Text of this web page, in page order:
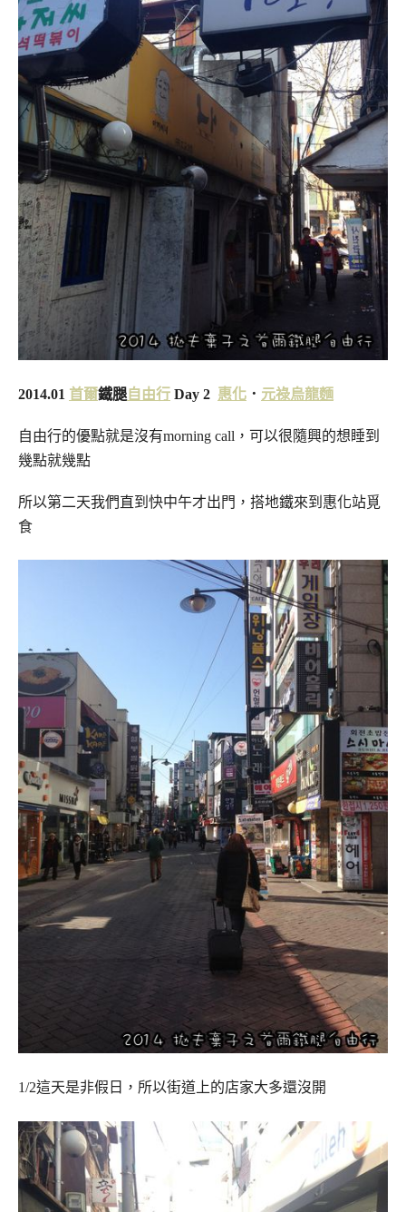
2014.01 首爾鐵腿 自由行 Day 2 惠化 ． 元祿烏龍麵
自由行的優點就是沒有morning call，可以很隨興的想睡到
幾點就幾點
所以第二天我們直到快中午才出門，搭地鐵來到惠化站覓
食
1/2這天是非假日，所以街道上的店家大多還沒開